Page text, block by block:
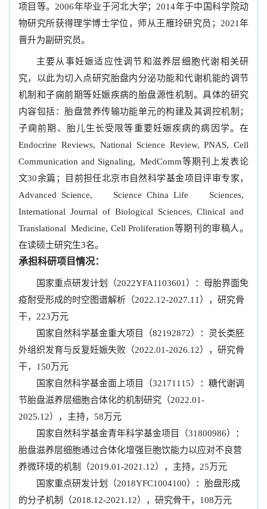
项目等。2006年毕业于河北大学；2014年于中国科学院动
物研究所获得理学博士学位，师从王雁玲研究员；2021年
晋升为副研究员。
主要从事妊娠适应性调节和滋养层细胞代谢相关研
究，以此为切入点研究胎盘内分泌功能和代谢机能的调节
机制和子痫前期等妊娠疾病的胎盘源性机制。具体的研究
内容包括：胎盘营养传输功能单元的构建及其调控机制；
子痫前期、胎儿生长受限等重要妊娠疾病的病因学。在
Endocrine Reviews, National Science Review, PNAS, Cell
Communication and Signaling, MedComm等期刊上发表论
文30余篇；目前担任北京市自然科学基金项目评审专家，
Advanced Science, Science China Life Sciences,
International Journal of Biological Sciences, Clinical and
Translational Medicine, Cell Proliferation等期刊的审稿人。
在读硕士研究生3名。
承担科研项目情况：
国家重点研发计划（2022YFA1103601）：母胎界面免
疫耐受形成的时空图谱解析（2022.12-2027.11），研究骨
干，223万元
国家自然科学基金重大项目（82192872）：灵长类胚
外组织发育与反复妊娠失败（2022.01-2026.12），研究骨
干，150万元
国家自然科学基金面上项目（32171115）：糖代谢调
节胎盘滋养层细胞合体化的机制研究（2022.01-
2025.12），主持，58万元
国家自然科学基金青年科学基金项目（31800986）：
胎盘滋养层细胞通过合体化增强巨胞饮能力以应对不良营
养微环境的机制（2019.01-2021.12），主持，25万元
国家重点研发计划（2018YFC1004100）：胎盘形成
的分子机制（2018.12-2021.12），研究骨干，108万元